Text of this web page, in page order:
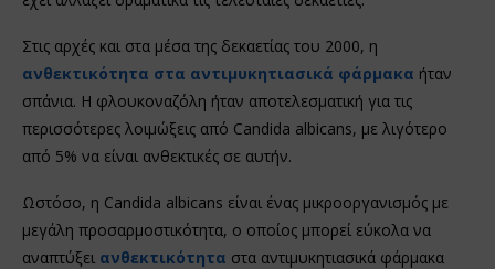
Στις αρχές και στα μέσα της δεκαετίας του 2000, η
ανθεκτικότητα στα αντιμυκητιασικά φάρμακα ήταν
σπάνια. Η φλουκοναζόλη ήταν αποτελεσματική για τις
περισσότερες λοιμώξεις από Candida albicans, με λιγότερο
από 5% να είναι ανθεκτικές σε αυτήν.
Ωστόσο, η Candida albicans είναι ένας μικροοργανισμός με
μεγάλη προσαρμοστικότητα, ο οποίος μπορεί εύκολα να
αναπτύξει ανθεκτικότητα στα αντιμυκητιασικά φάρμακα